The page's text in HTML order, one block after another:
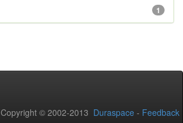
1
Copyright © 2002-2013 Duraspace - Feedback